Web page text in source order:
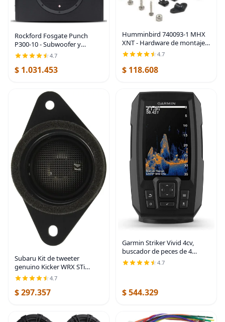
Rockford Fosgate Punch
P300-10 - Subwoofer y
gabinete amplificados de 10
pulgadas, 300 W, color negro
| Todo en uno, submarino
4.7
$ 1.031.453
Humminbird 740093-1 MHX
XNT - Hardware de montaje
en travesaño4.7
$ 118.608
Subaru Kit de tweeter
genuino Kicker WRX STi
Forester Crosstrek Impreza
4.7
$ 297.357
Garmin Striker Vivid 4cv,
buscador de peces de 4
pulgadas y transductor de
sonar de color fácil de usar,
4.7
$ 544.329